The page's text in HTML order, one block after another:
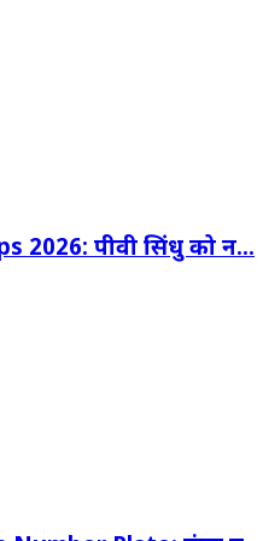
2026: पीवी सिंधु को न...